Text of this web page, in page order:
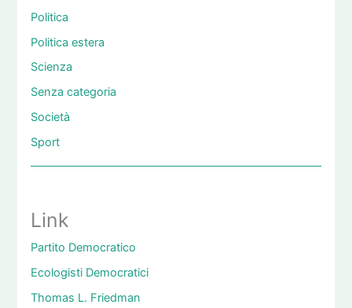
Politica
Politica estera
Scienza
Senza categoria
Società
Sport
Link
Partito Democratico
Ecologisti Democratici
Thomas L. Friedman